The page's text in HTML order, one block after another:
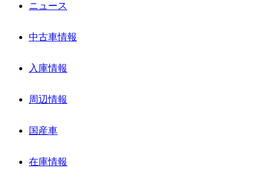
ニュース
中古車情報
入庫情報
周辺情報
国産車
在庫情報